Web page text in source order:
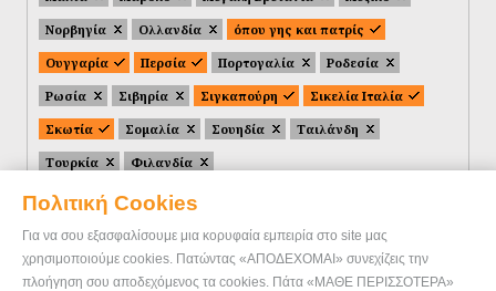
Πολιτική Cookies
Για να σου εξασφαλίσουμε μια κορυφαία εμπειρία στο site μας
χρησιμοποιούμε cookies. Πατώντας «ΑΠΟΔΕΧΟΜΑΙ» συνεχίζεις την
πλοήγηση σου αποδεχόμενος τα cookies. Πάτα «ΜΑΘΕ ΠΕΡΙΣΣΟΤΕΡΑ»
Νορβηγία
Ολλανδία
όπου γης και πατρίς
Ουγγαρία
Περσία Πορτογαλία
Ροδεσία
Ρωσία
Σιβηρία Σιγκαπούρη
Σικελία Ιταλία
Σκωτία
Σομαλία Σουηδία
Ταιλάνδη
Τουρκία
Φιλανδία